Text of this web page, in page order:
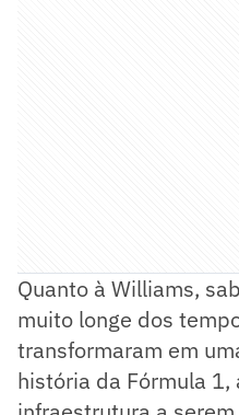
Quanto à Williams,
muito longe dos
transformaram em
história da Fórmula